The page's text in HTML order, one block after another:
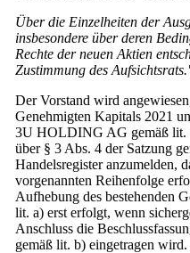
Über die Einzelheiten der
insbesondere über deren
Rechte der neuen Aktien
Zustimmung des
Der Vorstand wird
Genehmigten Kapitals 2021
3U HOLDING AG gemäß lit.
über § 3 Abs. 4 der Satzung
Handelsregister anzumelden,
vorgenannten Reihenfolge
Aufhebung des bestehenden
lit. a) erst erfolgt, wenn
Anschluss die
gemäß lit. b) eingetragen wird.